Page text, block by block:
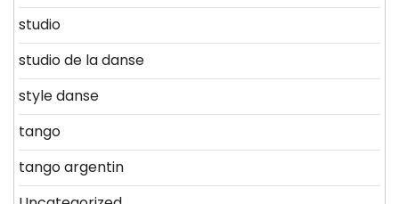
studio
studio de la danse
style danse
tango
tango argentin